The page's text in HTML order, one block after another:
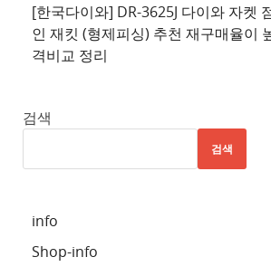
트
사
이
추
사
[한국다이와] DR-3625J 다이와 자켓
인 재킷 (형제피싱) 추천 재구매율이
격비교 정리
검색
검색
info
Shop-info